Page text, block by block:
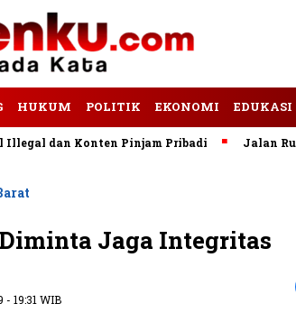
HUKUM POLITIK EKONOMI EDUKASI
dan Konten Pinjam Pribadi Jalan Rusak
Diminta Jaga Integritas
- 19:31 WIB